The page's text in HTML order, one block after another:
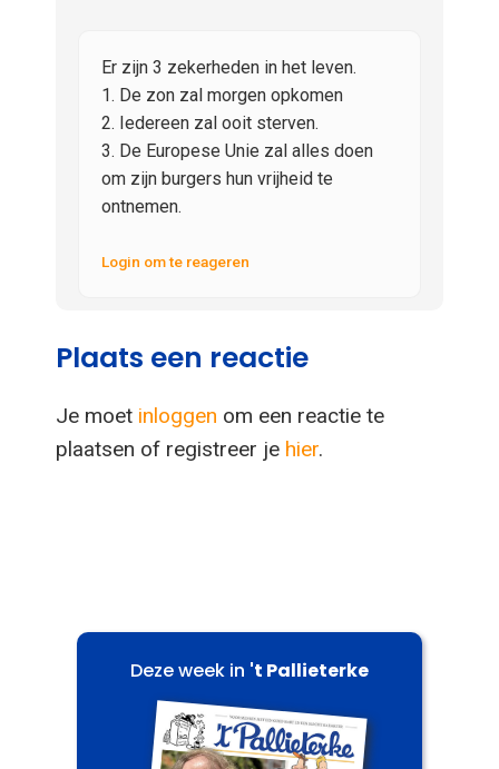
Er zijn 3 zekerheden in het leven.
1. De zon zal morgen opkomen
2. Iedereen zal ooit sterven.
3. De Europese Unie zal alles doen
om zijn burgers hun vrijheid te
ontnemen.
Login om te reageren
Plaats een reactie
Je moet inloggen om een reactie te
plaatsen of registreer je hier.
Deze week in 't Pallieterke